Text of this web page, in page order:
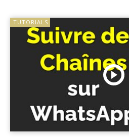
TUTORIALS